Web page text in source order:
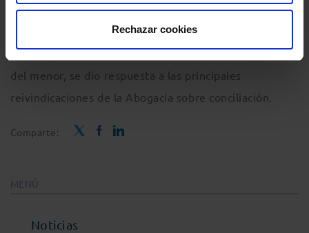
Rechazar cookies
este Real Decreto, que establece no solo la suspensión
de juicios y plazos por enfermedad del abogado, sino
también de sus familiares y por nacimiento y cuidado
del menor, se dio respuesta a las principales
reivindicaciones de la Abogacía sobre conciliación.
Comparte:
MENÚ
Noticias